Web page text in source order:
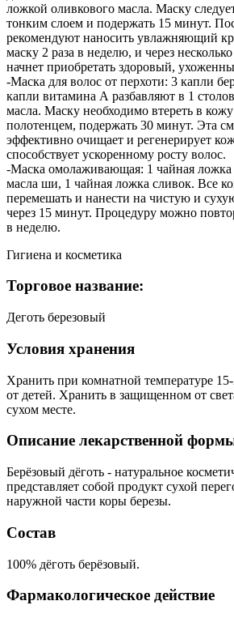
ложкой оливкового масла. Маску
тонким слоем и подержать 15 минут.
рекомендуют наносить увлажняющий
маску 2 раза в неделю, и через
начнет приобретать здоровый,
-Маска для волос от перхоти: 3 капли
капли витамина А разбавляют в 1
масла. Маску необходимо втереть в
полотенцем, подержать 30 минут. Эта
эффективно очищает и регенерирует
способствует ускоренному росту волос.
-Маска омолаживающая: 1 чайная ложка
масла ши, 1 чайная ложка сливок. Все
перемешать и нанести на чистую и
через 15 минут. Процедуру можно
в неделю.
Гигиена и косметика
Торговое название:
Деготь березовый
Условия хранения
Хранить при комнатной температуре
от детей. Хранить в защищенном от
сухом месте.
Описание лекарственной
Берёзовый дёготь - натуральное
представляет собой продукт сухой
наружной части коры березы.
Состав
100% дёготь берёзовый.
Фармакологическое действие